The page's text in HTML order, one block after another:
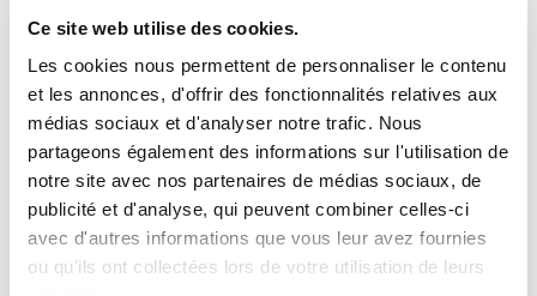
Ce site web utilise des cookies.
Les cookies nous permettent de personnaliser le contenu
et les annonces, d'offrir des fonctionnalités relatives aux
médias sociaux et d'analyser notre trafic. Nous
partageons également des informations sur l'utilisation de
notre site avec nos partenaires de médias sociaux, de
publicité et d'analyse, qui peuvent combiner celles-ci
avec d'autres informations que vous leur avez fournies
ou qu'ils ont collectées lors de votre utilisation de leurs
envers l'excellence du service et notre aptitude à répondre
promptement aux demandes font de nous le choix de
prédilection pour de nombreux professionnels.
Nos services
Chez Polygon France, nous offrons une gamme complète de
services pour répondre à tous vos besoins en matière
d'intervention après sinistres :
Assèchement: Grâce à nos machines nous pouvons
éliminer l'humidité et prévenir les dommages futurs.